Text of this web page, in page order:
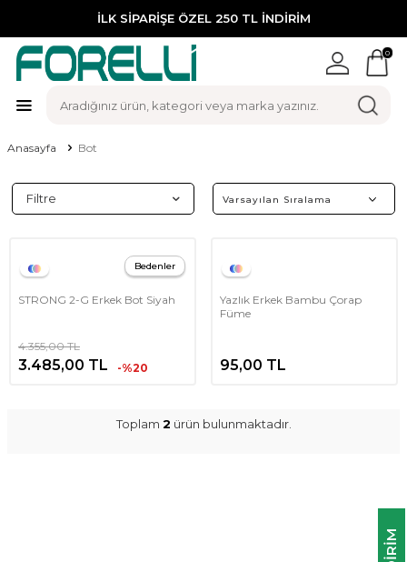
İLK SİPARİŞE ÖZEL 250 TL İNDİRİM
0
Anasayfa Bot
Filtre
Bedenler
STRONG 2-G Erkek Bot Siyah
4.355,00TL
3.485,00 TL -%20
Yazlık Erkek Bambu Çorap
Füme
95,00 TL
Toplam 2 ürün bulunmaktadır.